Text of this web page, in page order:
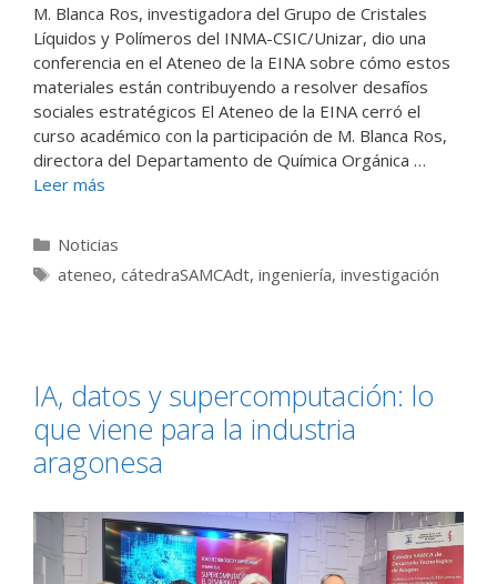
M. Blanca Ros, investigadora del Grupo de Cristales
Líquidos y Polímeros del INMA-CSIC/Unizar, dio una
conferencia en el Ateneo de la EINA sobre cómo estos
materiales están contribuyendo a resolver desafíos
sociales estratégicos El Ateneo de la EINA cerró el
curso académico con la participación de M. Blanca Ros,
directora del Departamento de Química Orgánica …
Leer más
Categorías
Noticias
Etiquetas
ateneo, cátedraSAMCAdt, ingeniería, investigación
IA, datos y supercomputación: lo
que viene para la industria
aragonesa